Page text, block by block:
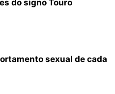
do signo Touro
sexual de cada